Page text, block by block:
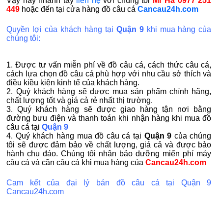
449 hoặc đến tại cửa hàng đồ câu cáCancau24h.com
Quyền lợi của khách hàng tại Quận 9khi mua hàng của
chúng tôi:
1. Được tư vấn miễn phí về đồ câu cá, cách thức câu cá,
cách lựa chọn đồ câu cá phù hợp với nhu cầu sở thích và
điều kiều kiện kinh tế của khách hàng.
2. Quý khách hàng sẽ được mua sản phẩm chính hãng,
chất lượng tốt và giá cả rẻ nhất thị trường.
3. Quý khách hàng sẽ được giao hàng tận nơi bằng
đường bưu điện và thanh toán khi nhận hàng khi mua đồ
câu cá tạiQuận 9
4. Quý khách hàng mua đồ câu cá tại Quận 9 của chúng
tôi sẽ được đảm bảo về chất lượng, giá cả và được bảo
hành chu đáo. Chúng tôi nhận bảo dưỡng miến phí máy
câu cá và cần câu cá khi mua hàng củaCancau24h.com
Cam kết của đại lý bán đồ câu cá tại Quận 9
Cancau24h.com